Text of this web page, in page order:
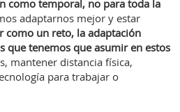
como temporal, no para toda la
adaptarnos mejor y estar
como un reto, la adaptación
que tenemos que asumir en estos
mantener distancia física,
para trabajar o